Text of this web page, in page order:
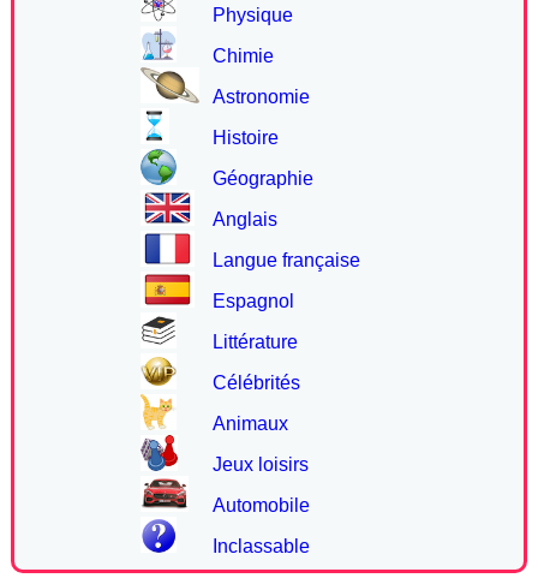
Physique
Chimie
Astronomie
Histoire
Géographie
Anglais
Langue française
Espagnol
Littérature
Célébrités
Animaux
Jeux loisirs
Automobile
Inclassable